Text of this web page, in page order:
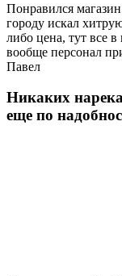
Понравился
городу искал
либо цена, тут все
вообще персонал
Павел
Никаких
еще по